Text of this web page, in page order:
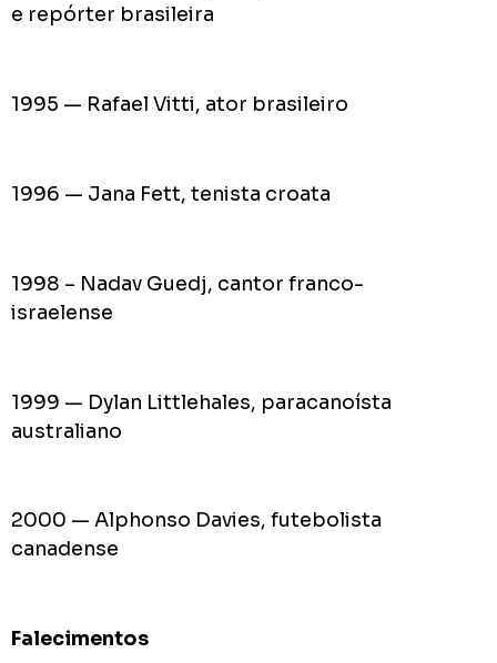
e repórter brasileira
1995 — Rafael Vitti, ator brasileiro
1996 — Jana Fett, tenista croata
1998 – Nadav Guedj, cantor franco-
israelense
1999 — Dylan Littlehales, paracanoísta
australiano
2000 — Alphonso Davies, futebolista
canadense
Falecimentos